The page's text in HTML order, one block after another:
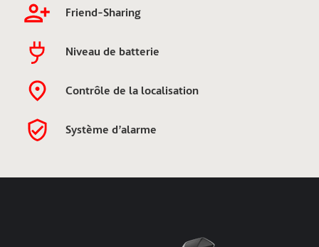
Friend-Sharing
Niveau de batterie
Contrôle de la localisation
Système d’alarme